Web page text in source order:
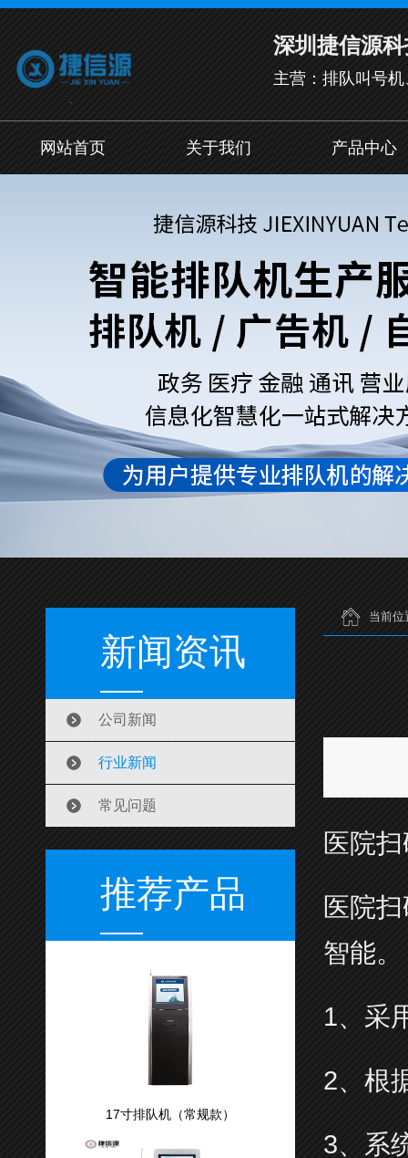
深圳捷信源
主营：排队叫号
网站首页 关于我们 产品中心
新闻资讯
公司新闻
行业新闻
常见问题
推荐产品
17寸排队机（常规款）
当前位
医院
医院
智能
1、采
2、根
3、系